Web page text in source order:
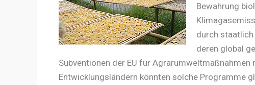
Bewahrung
durch
deren global
Subventionen der EU für Agrarumweltmaßnahmen
Entwicklungsländern könnten solche Programme